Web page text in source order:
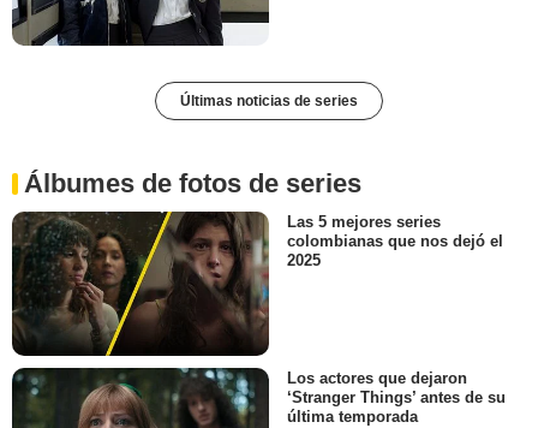
Últimas noticias de series
Álbumes de fotos de series
Las 5 mejores series
colombianas que nos dejó el
2025
Los actores que dejaron
‘Stranger Things’ antes de su
última temporada